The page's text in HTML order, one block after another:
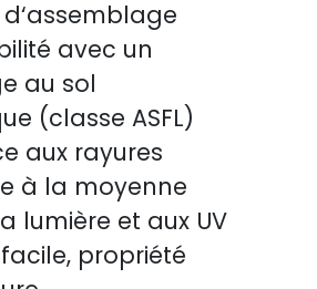
avec un
au sol
(classe ASFL)
aux rayures
à la moyenne
lumière et aux UV
propriété